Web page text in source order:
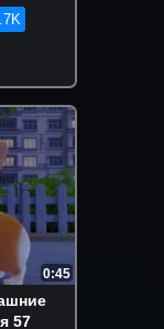
0:45
57